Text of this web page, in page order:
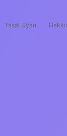
Yasal Uyarı